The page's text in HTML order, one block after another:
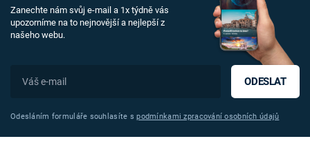
Zanechte nám svůj e-mail a 1x týdně vás
upozorníme na to nejnovější a nejlepší z
našeho webu.
ODESLAT
Odesláním formuláře souhlasíte spodmínkami zpracování osobních údajů